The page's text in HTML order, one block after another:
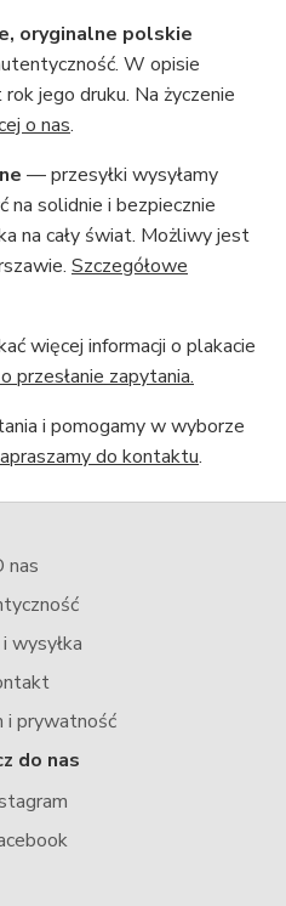
oryginalne polskie
W opisie
jego druku. Na życzenie
o nas.
— przesyłki wysyłamy
solidnie i bezpiecznie
na cały świat. Możliwy jest
Szczegółowe
więcej informacji o plakacie
przesłanie zapytania.
i pomogamy w wyborze
do kontaktu.
nas
wysyłka
i prywatność
do nas